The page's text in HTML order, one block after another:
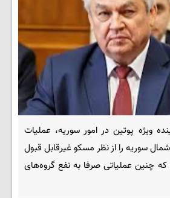
ویژه پوتین در امور سوریه، عملیات
سوریه را از نظر مسکو غیرقابل قبول
که چنین عملیاتی صرفا به نفع گروه‌های